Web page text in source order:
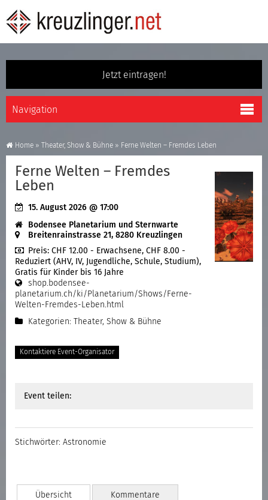
Jetzt eintragen!
Home » Theater, Show & Bühne » Ferne Welten – Fremdes Leben
Ferne Welten – Fremdes
Leben
15. August 2026 @ 17:00
Bodensee Planetarium und Sternwarte
Breitenrainstrasse 21, 8280 Kreuzlingen
Preis: CHF 12.00 - Erwachsene, CHF 8.00 -
Reduziert (AHV, IV, Jugendliche, Schule, Studium),
Gratis für Kinder bis 16 Jahre
shop.bodensee-
planetarium.ch/ki/Planetarium/Shows/Ferne-
Welten-Fremdes-Leben.html
Kategorien: Theater, Show & Bühne
Kontaktiere Event-Organisator
Event teilen:
Stichwörter: Astronomie
Übersicht Kommentare